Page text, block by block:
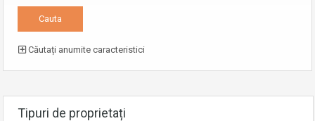
Căutați anumite caracteristici
Tipuri de proprietați